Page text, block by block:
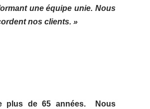
une équipe unie. Nous
nos clients. »
plus de 65 années. Nous